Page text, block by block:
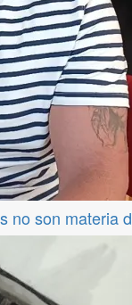
no son materia